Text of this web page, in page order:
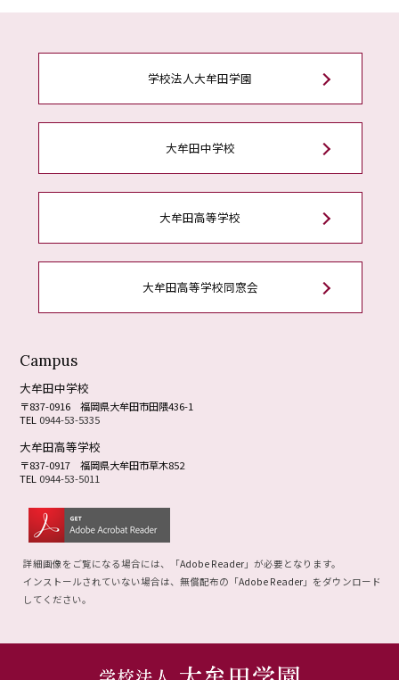
学校法人大牟田学園
大牟田中学校
大牟田高等学校
大牟田高等学校同窓会
Campus
大牟田中学校
〒837-0916福岡県大牟田市田隈436-1
TEL 0944-53-5335
大牟田高等学校
〒837-0917福岡県大牟田市草木852
TEL 0944-53-5011
詳細画像をご覧になる場合には、「Adobe Reader 」が必要となります。
インストールされていない場合は、無償配布の「Adobe Reader 」をダウンロード
してください。